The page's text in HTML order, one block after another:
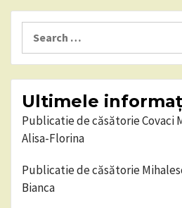
for:
Ultimele
Publicatie de căsătorie Covaci
Alisa-Florina
Publicatie de căsătorie
Bianca